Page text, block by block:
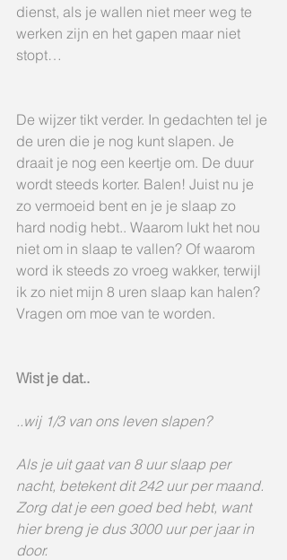
dienst, als je wallen niet meer weg te
werken zijn en het gapen maar niet
stopt…
De wijzer tikt verder. In gedachten tel je
de uren die je nog kunt slapen. Je
draait je nog een keertje om. De duur
wordt steeds korter. Balen! Juist nu je
zo vermoeid bent en je je slaap zo
hard nodig hebt.. Waarom lukt het nou
niet om in slaap te vallen? Of waarom
word ik steeds zo vroeg wakker, terwijl
ik zo niet mijn 8 uren slaap kan halen?
Vragen om moe van te worden.
Wist je dat..
..wij 1/3 van ons leven slapen?
Als je uit gaat van 8 uur slaap per
nacht, betekent dit 242 uur per maand.
Zorg dat je een goed bed hebt, want
hier breng je dus 3000 uur per jaar in
door.